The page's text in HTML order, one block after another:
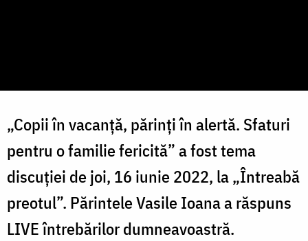
„Copii în vacanță, părinți în alertă. Sfaturi
pentru o familie fericită” a fost tema
discuției de joi, 16 iunie 2022, la „Întreabă
preotul”. Părintele Vasile Ioana a răspuns
LIVE întrebărilor dumneavoastră.